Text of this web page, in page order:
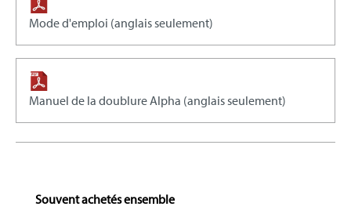
Mode d'emploi (anglais seulement)
Manuel de la doublure Alpha (anglais seulement)
Skip product gallery
Souvent achetés ensemble